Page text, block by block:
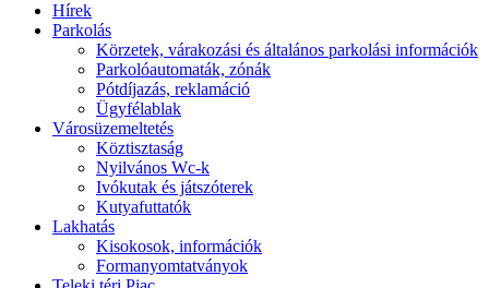
Hírek
Parkolás
Körzetek, várakozási és általános parkolási információk
Parkolóautomaták, zónák
Pótdíjazás, reklamáció
Ügyfélablak
Városüzemeltetés
Köztisztaság
Nyilvános Wc-k
Ivókutak és játszóterek
Kutyafuttatók
Lakhatás
Kisokosok, információk
Formanyomtatványok